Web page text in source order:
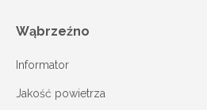
Wąbrzeźno
Informator
Jakość powietrza